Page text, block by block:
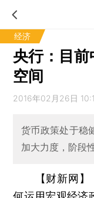
经济
央行：目
空间
2016年02月26日
货币政策处于稳
加大力度，阶段
【财新网